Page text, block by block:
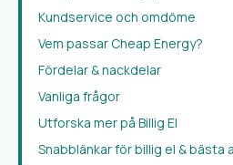
Kundservice och omdöme
Vem passar Cheap Energy?
Fördelar & nackdelar
Vanliga frågor
Utforska mer på Billig El
Snabblänkar för billig el & bästa